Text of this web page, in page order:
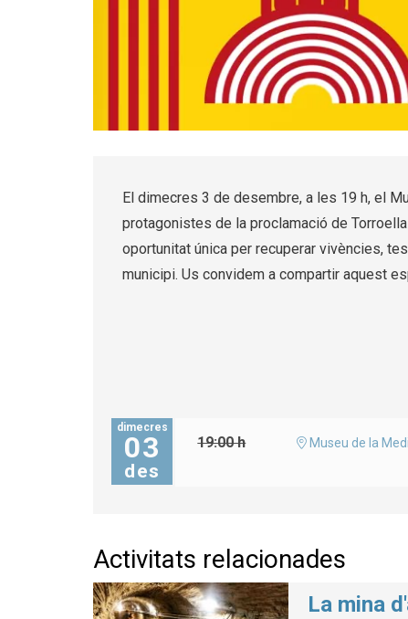
El dimecres 3 de desembre, a les 19 h, el
protagonistes de la proclamació de
oportunitat única per recuperar vivències,
municipi. Us convidem a compartir aquest
dimecres
03
des
19:00 h Museu de la
Activitats relacionades
La mina